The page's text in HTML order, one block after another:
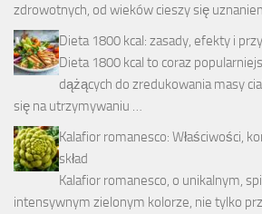
zdrowotnych, od wieków cieszy się
Dieta 1800 kcal: zasady, efekty i
Dieta 1800 kcal to coraz
dążących do zredukowania masy
się na utrzymywaniu …
Kalafior romanesco: Właściwości,
skład
Kalafior romanesco, o unikalnym,
intensywnym zielonym kolorze, nie tylko